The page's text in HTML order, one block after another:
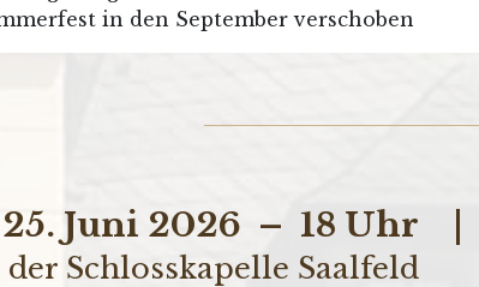
in den September verschoben
Juni 2026 – 18 Uhr
Schlosskapelle Saalfeld